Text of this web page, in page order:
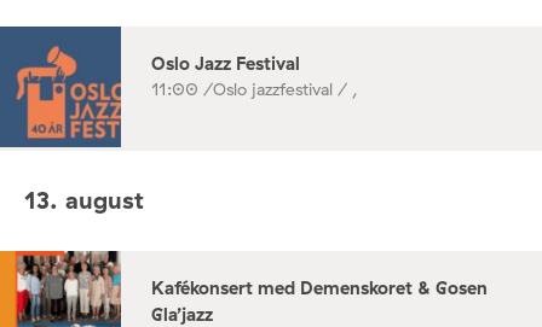
Oslo Jazz Festival
11:00 /Oslo jazzfestival / ,
13. august
Kafékonsert med Demenskoret & Gosen
Gla’jazz